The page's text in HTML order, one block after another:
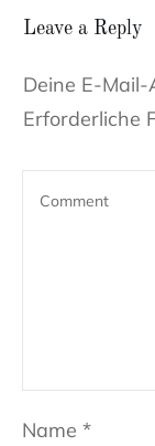
Leave a Reply
Deine E-
Erforderliche
Name *